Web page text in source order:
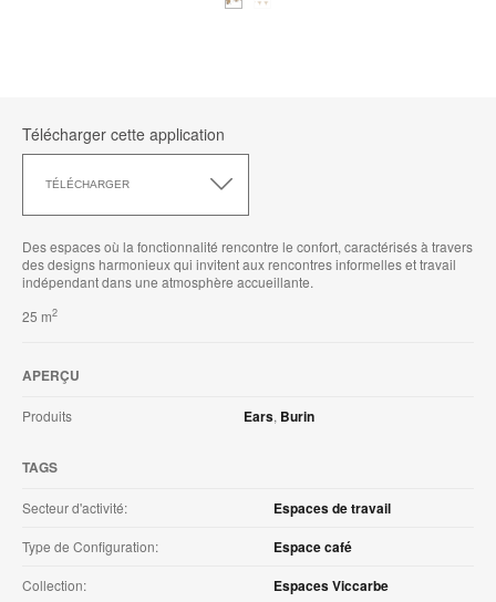
Télécharger cette application
TÉLÉCHARGER
cette
Des espaces où la fonctionnalité rencontre le confort, caractérisés à travers
des designs harmonieux qui invitent aux rencontres informelles et travail
indépendant dans une atmosphère accueillante.
25 m2
APERÇU
Produits Ears, Burin
TAGS
Secteur d'activité: Espaces de travail
Type de Configuration: Espace café
Collection: Espaces Viccarbe